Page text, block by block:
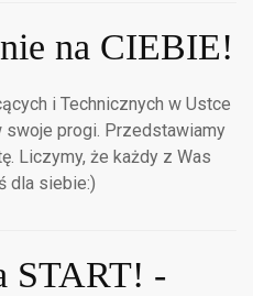
na CIEBIE!
i Technicznych w Ustce
progi. Przedstawiamy
Liczymy, że każdy z Was
dla siebie:)
START! -